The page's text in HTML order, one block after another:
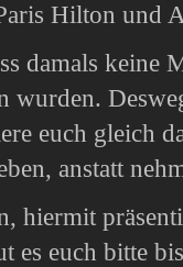
Hilton und
damals keine
wurden.
euch gleich
anstatt
hiermit
es euch bitte